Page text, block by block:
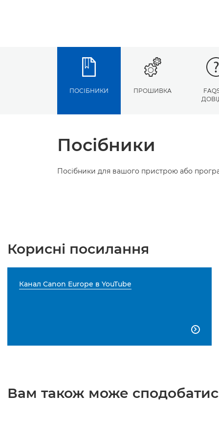
ПОСІБНИКИ ПРОШИВКА
Посібники
Посібники для вашого пристрою або
Корисні посилання
Канал Canon Europe в YouTube

Вам також може